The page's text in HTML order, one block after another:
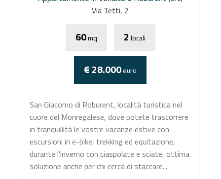
Via Tetti, 2
60mq 2 locali
€ 28.000euro
San Giacomo di Roburent, località turistica nel
cuore del Monregalese, dove potete trascorrere
in tranquillità le vostre vacanze estive con
escursioni in e-bike, trekking ed equitazione,
durante l'inverno con ciaspolate e sciate, ottima
soluzione anche per chi cerca di staccare...